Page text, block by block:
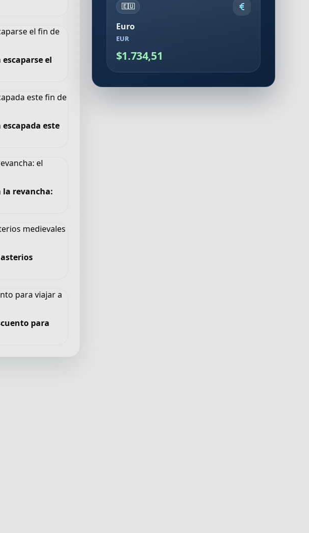
el
este
la revancha:
para
🇪🇺
Euro
EUR
$1.734,51